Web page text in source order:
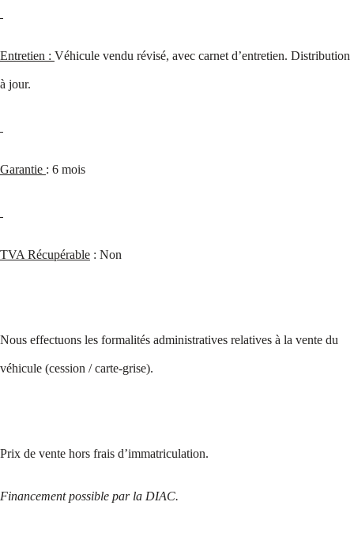
Entretien : Véhicule vendu révisé, avec carnet d’entretien. Distribution
à jour.
Garantie : 6 mois
TVA Récupérable : Non
Nous effectuons les formalités administratives relatives à la vente du
véhicule (cession / carte-grise).
Prix de vente hors frais d’immatriculation.
Financement possible par la DIAC.